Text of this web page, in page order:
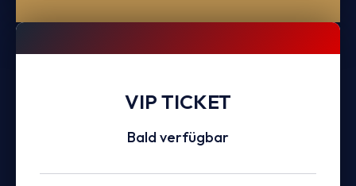
VIPTICKET
Bald verfügbar